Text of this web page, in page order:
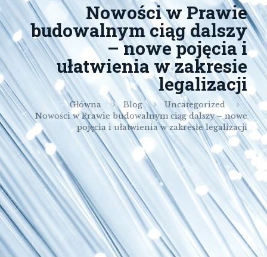
Nowości w Prawie
budowalnym ciąg dalszy
– nowe pojęcia i
ułatwienia w zakresie
legalizacji
Główna Blog
Uncategorized
Nowości w Prawie budowalnym ciąg dalszy – nowe
pojęcia i ułatwienia w zakresie legalizacji